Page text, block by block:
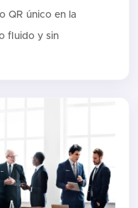
QR único en la
fluido y sin